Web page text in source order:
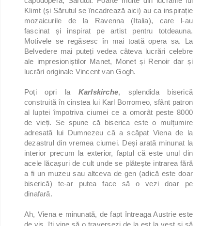
Klimt (și Sărutul se încadrează aici) au ca inspirație
mozaicurile de la Ravenna (Italia), care l-au
fascinat și inspirat pe artist pentru totdeauna.
Motivele se regăsesc în mai toată opera sa. La
Belvedere mai puteți vedea câteva lucrări celebre
ale impresioniștilor Manet, Monet și Renoir dar și
lucrări originale Vincent van Gogh.
Poți opri la Karlskirche, splendida biserică
construită în cinstea lui Karl Borromeo, sfânt patron
al luptei împotriva ciumei ce a omorât peste 8000
de vieți. Se spune că biserica este o mulțumire
adresată lui Dumnezeu că a scăpat Viena de la
dezastrul din vremea ciumei. Deși arată minunat la
interior precum la exterior, faptul că este unul din
acele lăcașuri de cult unde se plătește intrarea fără
a fi un muzeu sau altceva de gen (adică este doar
biserică) te-ar putea face să o vezi doar pe
dinafară.
Ah, Viena e minunată, de fapt întreaga Austrie este
de vis, îți vine să o traversezi de la est la vest și să